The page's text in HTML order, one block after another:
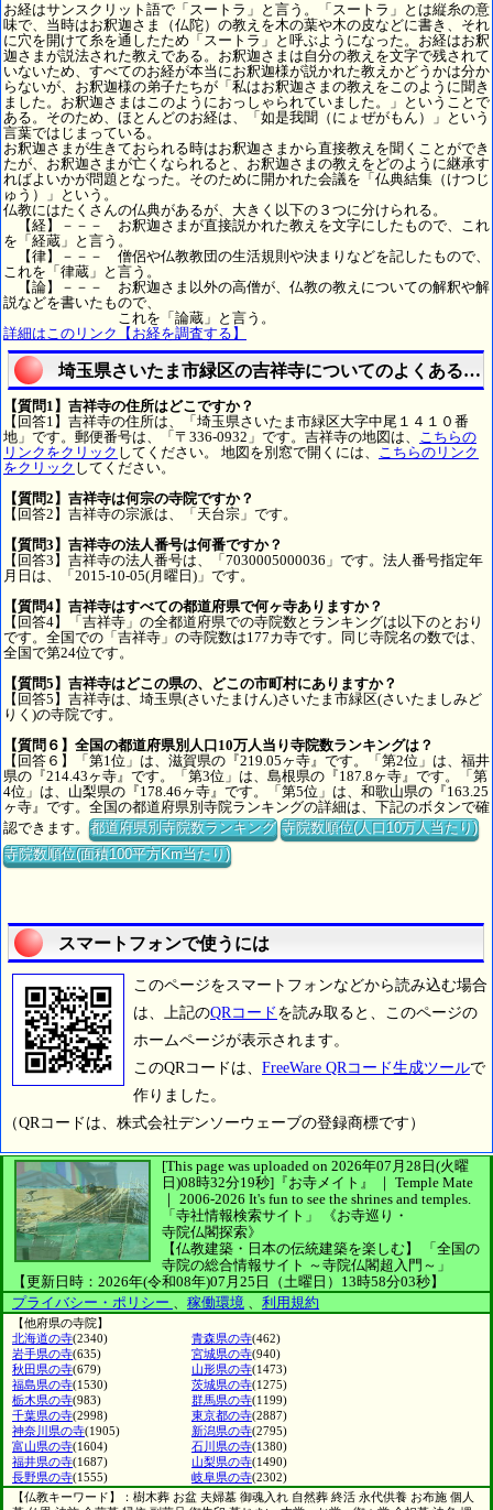
お経はサンスクリット語で「スートラ」と言う。「スートラ」とは縦糸の意
味で、当時はお釈迦さま（仏陀）の教えを木の葉や木の皮などに書き、それ
に穴を開けて糸を通したため「スートラ」と呼ぶようになった。お経はお釈
迦さまが説法された教えである。お釈迦さまは自分の教えを文字で残されて
いないため、すべてのお経が本当にお釈迦様が説かれた教えかどうかは分か
らないが、お釈迦様の弟子たちが「私はお釈迦さまの教えをこのように聞き
ました。お釈迦さまはこのようにおっしゃられていました。」ということで
ある。そのため、ほとんどのお経は、「如是我聞（にょぜがもん）」という
言葉ではじまっている。
お釈迦さまが生きておられる時はお釈迦さまから直接教えを聞くことができ
たが、お釈迦さまが亡くなられると、お釈迦さまの教えをどのように継承す
ればよいかが問題となった。そのために開かれた会議を「仏典結集（けつじ
ゅう）」という。
仏教にはたくさんの仏典があるが、大きく以下の３つに分けられる。
【経】－－－ お釈迦さまが直接説かれた教えを文字にしたもので、これ
を「経蔵」と言う。
【律】－－－ 僧侶や仏教教団の生活規則や決まりなどを記したもので、
これを「律蔵」と言う。
【論】－－－ お釈迦さま以外の高僧が、仏教の教えについての解釈や解
説などを書いたもので、
これを「論蔵」と言う。
詳細はこのリンク【お経を調査する】
埼玉県さいたま市緑区の吉祥寺についてのよくある質
【質問1】吉祥寺の住所はどこですか？
【回答1】吉祥寺の住所は、「埼玉県さいたま市緑区大字中尾１４１０番
地」です。郵便番号は、「〒336-0932」です。吉祥寺の地図は、 こちらの
リンクをクリック してください。 地図を別窓で開くには、 こちらのリンク
をクリック してください。
【質問2】吉祥寺は何宗の寺院ですか？
【回答2】吉祥寺の宗派は、「天台宗」です。
【質問3】吉祥寺の法人番号は何番ですか？
【回答3】吉祥寺の法人番号は、「7030005000036」です。法人番号指定年
月日は、「2015-10-05(月曜日)」です。
【質問4】吉祥寺はすべての都道府県で何ヶ寺ありますか？
【回答4】「吉祥寺」の全都道府県での寺院数とランキングは以下のとおり
です。全国での「吉祥寺」の寺院数は177カ寺です。同じ寺院名の数では、
全国で第24位です。
【質問5】吉祥寺はどこの県の、どこの市町村にありますか？
【回答5】吉祥寺は、埼玉県(さいたまけん)さいたま市緑区(さいたましみど
りく)の寺院です。
【質問６】全国の都道府県別人口10万人当り寺院数ランキングは？
【回答６】「第1位」は、滋賀県の『219.05ヶ寺』です。「第2位」は、福井
県の『214.43ヶ寺』です。「第3位」は、島根県の『187.8ヶ寺』です。「第
4位」は、山梨県の『178.46ヶ寺』です。「第5位」は、和歌山県の『163.25
ヶ寺』です。全国の都道府県別寺院ランキングの詳細は、下記のボタンで確
認できます。都道府県別寺院数ランキング 寺院数順位(人口10万人当たり)
寺院数順位(面積100平方Km当たり)
スマートフォンで使うには
このページをスマートフォンなどから読み込む場合
は、上記のQRコード を読み取ると、このページの
ホームページが表示されます。
このQRコードは、 FreeWare QRコード生成ツールで
作りました。
（QRコードは、株式会社デンソーウェーブの登録商標です）
[This page was uploaded on 2026年07月28日(火曜
日)08時32分19秒] 『お寺メイト』 ｜ Temple Mate
｜ 2006-2026 It's fun to see the shrines and temples.
「寺社情報検索サイト」
《お寺巡り・
寺院仏閣探索》
【仏教建築・日本の伝統建築を楽しむ】
「全国の
寺院の総合情報サイト ～寺院仏閣超入門～」
【更新日時：2026年(令和08年)07月25日（土曜日）13時58分03秒】
プライバシー・ポリシー 、 稼働環境 、 利用規約
【他府県の寺院】
北海道の寺(2340) 青森県の寺(462)
岩手県の寺(635) 宮城県の寺(940)
秋田県の寺(679) 山形県の寺(1473)
福島県の寺(1530) 茨城県の寺(1275)
栃木県の寺(983) 群馬県の寺(1199)
千葉県の寺(2998) 東京都の寺(2887)
神奈川県の寺(1905) 新潟県の寺(2795)
富山県の寺(1604) 石川県の寺(1380)
福井県の寺(1687) 山梨県の寺(1490)
長野県の寺(1555) 岐阜県の寺(2302)
【仏教キーワード】：樹木葬 お盆 夫婦墓 御魂入れ 自然葬 終活 永代供養 お布施 個人